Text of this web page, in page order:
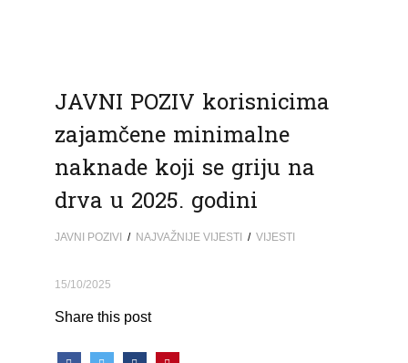
JAVNI POZIV korisnicima
zajamčene minimalne
naknade koji se griju na
drva u 2025. godini
JAVNI POZIVI / NAJVAŽNIJE VIJESTI / VIJESTI
15/10/2025
Share this post